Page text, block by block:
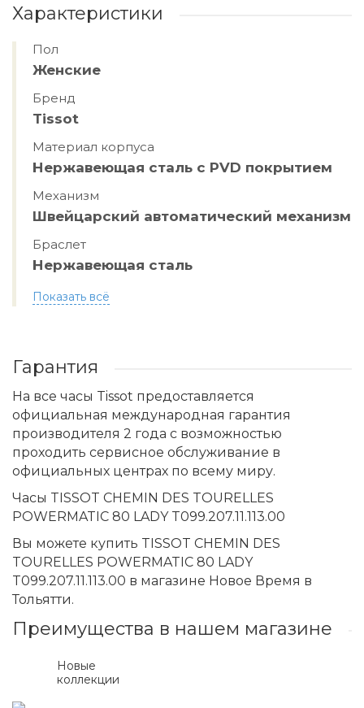
Характеристики
Пол
Женские
Бренд
Tissot
Материал корпуса
Нержавеющая сталь с PVD покрытием
Механизм
Швейцарский автоматический механизм
Браслет
Нержавеющая сталь
Показать всё
Гарантия
На все часы Tissot предоставляется
официальная международная гарантия
производителя 2 года с возможностью
проходить сервисное обслуживание в
официальных центрах по всему миру.
Часы TISSOT CHEMIN DES TOURELLES
POWERMATIC 80 LADY T099.207.11.113.00
Вы можете купить TISSOT CHEMIN DES
TOURELLES POWERMATIC 80 LADY
T099.207.11.113.00 в магазине Новое Время в
Тольятти.
Преимущества в нашем магазине
Новые
коллекции